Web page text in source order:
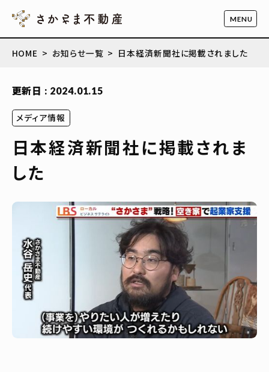
HOME お知らせ一覧 日本経済新聞社に掲載されました
更新日 : 2024.01.15
メディア情報
日本経済新聞社に掲載されま
した